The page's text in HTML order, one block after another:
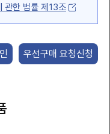
관한 법률 제13조
우선구매 요청신청